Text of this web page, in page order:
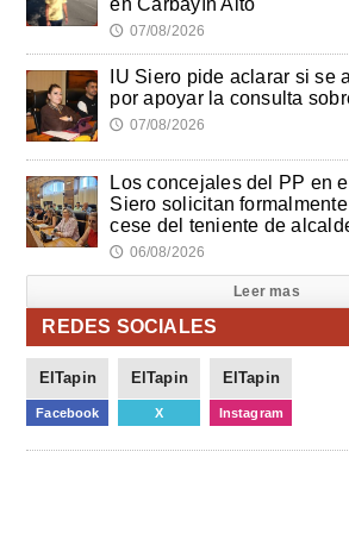
🕔 07/08/2026
IU Siero pide aclarar si se
por apoyar la consulta
🕔 07/08/2026
Los concejales del PP en
Siero solicitan
cese del teniente de
🕔 06/08/2026
Leer mas
REDES SOCIALES
ElTapin
Facebook
ElTapin
X
ElTapin
Instagram